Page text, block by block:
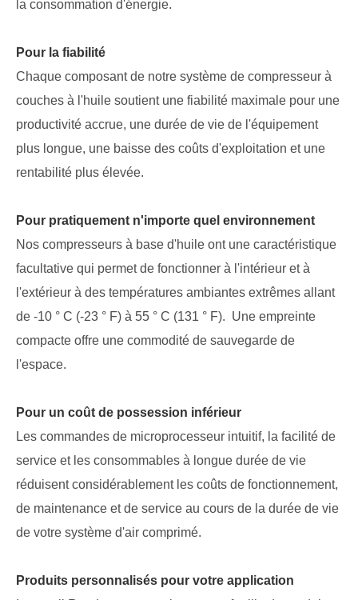
la consommation d'énergie.
Pour la fiabilité
Chaque composant de notre système de compresseur à
couches à l'huile soutient une fiabilité maximale pour une
productivité accrue, une durée de vie de l'équipement
plus longue, une baisse des coûts d'exploitation et une
rentabilité plus élevée.
Pour pratiquement n'importe quel environnement
Nos compresseurs à base d'huile ont une caractéristique
facultative qui permet de fonctionner à l'intérieur et à
l'extérieur à des températures ambiantes extrêmes allant
de -10 ° C (-23 ° F) à 55 ° C (131 ° F). Une empreinte
compacte offre une commodité de sauvegarde de
l'espace.
Pour un coût de possession inférieur
Les commandes de microprocesseur intuitif, la facilité de
service et les consommables à longue durée de vie
réduisent considérablement les coûts de fonctionnement,
de maintenance et de service au cours de la durée de vie
de votre système d'air comprimé.
Produits personnalisés pour votre application